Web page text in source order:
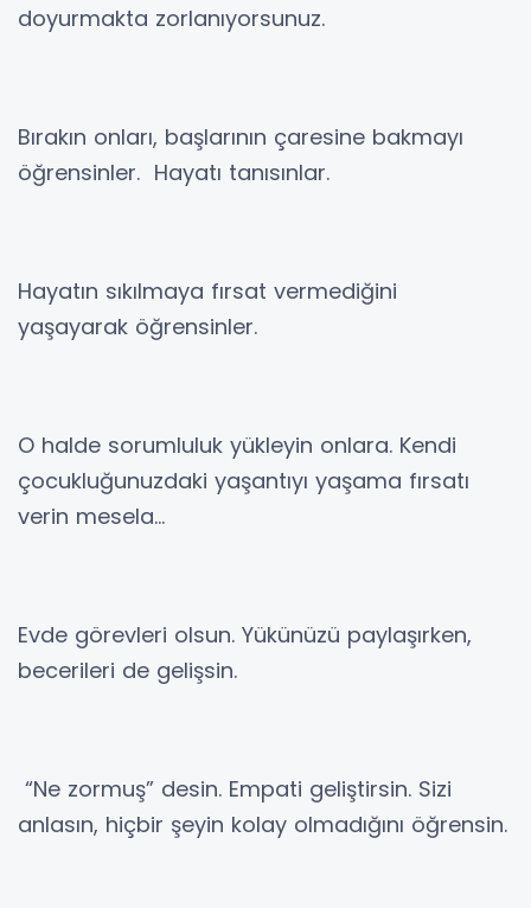
doyurmakta zorlanıyorsunuz.
Bırakın onları, başlarının çaresine bakmayı
öğrensinler. Hayatı tanısınlar.
Hayatın sıkılmaya fırsat vermediğini
yaşayarak öğrensinler.
O halde sorumluluk yükleyin onlara. Kendi
çocukluğunuzdaki yaşantıyı yaşama fırsatı
verin mesela…
Evde görevleri olsun. Yükünüzü paylaşırken,
becerileri de gelişsin.
“Ne zormuş” desin. Empati geliştirsin. Sizi
anlasın, hiçbir şeyin kolay olmadığını öğrensin.